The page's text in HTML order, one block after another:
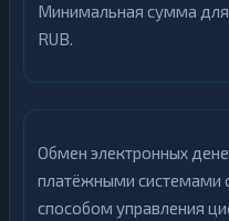
Минимальная сумма
RUB.
Обмен электронных
платёжными системами
способом управления